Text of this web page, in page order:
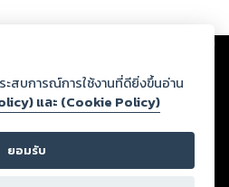
เว็บไซต์และปรากฏว่าละเมิดสิทธิใน
ขัดต่อกฎหมายและศีลธรรม ดังนั้น ผู้อ่าน
นกรองด้วยตนเอง และหากท่านพบว่าส่วน
กรุณาแจ้งมายังบริษัท เพื่อทีมงานจะได้
อกขอสงวนลิขสิทธิ์ตามพระราชบัญญัติ
ะสบการณ์การใช้งานที่ดียิ่งขึ้นอ่าน
และ (Cookie Policy)
ยอมรับ